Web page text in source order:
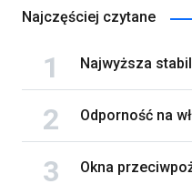
Najczęściej czytane
Najwyższa
Odporność na
Okna